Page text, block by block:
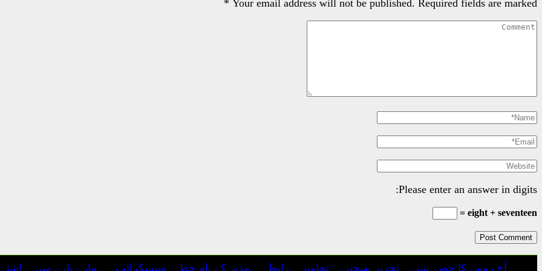
Your email address will not be published. Required fields are marked
*
Please enter an answer in digits:
eight + seventeen =
آج روس کا حصہ بنیں تحریر بھیجیں تجاویز رابطہ مدیر کے نام خط سبسکرائب ہمارے بارے میں